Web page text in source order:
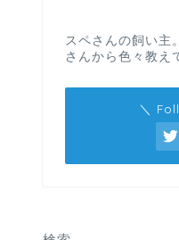
スペさんの飼い主
さんから色々教え
＼